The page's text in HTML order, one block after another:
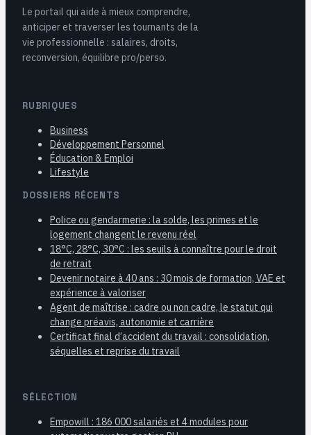
Le portail qui aide à mieux comprendre,
anticiper et traverser les tournants de la
vie professionnelle : salaires, droits,
reconversion, équilibre pro/perso.
RUBRIQUES
Business
Développement Personnel
Éducation & Emploi
Lifestyle
DOSSIERS RÉCENTS
Police ou gendarmerie : la solde, les primes et le
logement changent le revenu réel
18°C, 28°C, 30°C : les seuils à connaître pour le droit
de retrait
Devenir notaire à 40 ans : 30 mois de formation, VAE et
expérience à valoriser
Agent de maîtrise : cadre ou non cadre, le statut qui
change préavis, autonomie et carrière
Certificat final d’accident du travail : consolidation,
séquelles et reprise du travail
SÉLECTION
Empowill : 186 000 salariés et 4 modules pour